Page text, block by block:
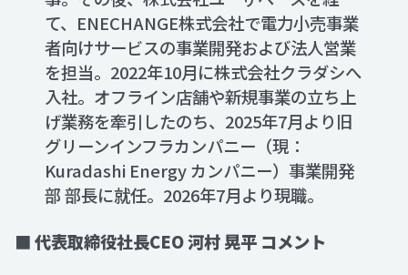
て、ENECHANGE株式会社で電力小売事業
者向けサービスの事業開発および法人営業
を担当。2022年10月に株式会社クラダシへ
入社。オフライン店舗や新規事業の立ち上
げ業務を牽引したのち、2025年7月より旧
グリーンインフラカンパニー（現：
Kuradashi Energy カンパニー）事業開発
部 部長に就任。2026年7月より現職。
■ 代表取締役社長CEO 河村 晃平 コメント